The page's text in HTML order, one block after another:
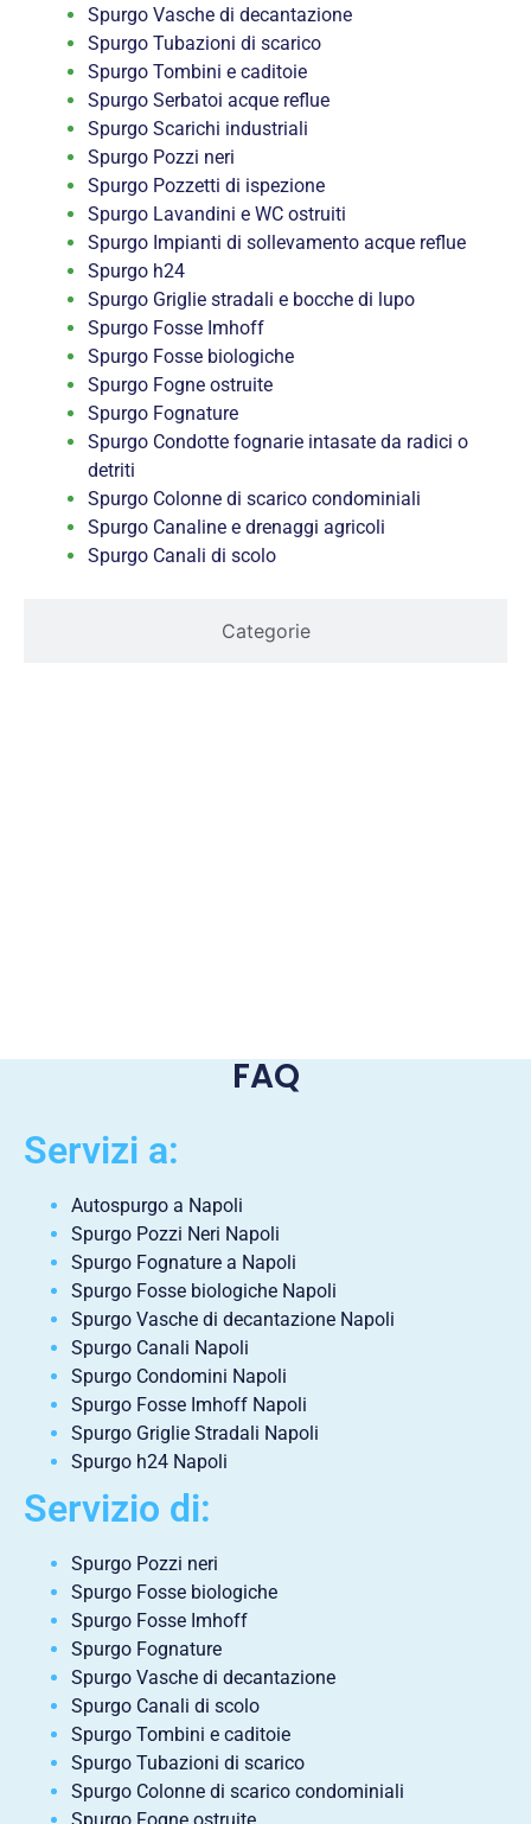
Categorie
Spurgo Vasche di decantazione
Spurgo Tubazioni di scarico
Spurgo Tombini e caditoie
Spurgo Serbatoi acque reflue
Spurgo Scarichi industriali
Spurgo Pozzi neri
Spurgo Pozzetti di ispezione
Spurgo Lavandini e WC ostruiti
Spurgo Impianti di sollevamento acque reflue
Spurgo h24
Spurgo Griglie stradali e bocche di lupo
Spurgo Fosse Imhoff
Spurgo Fosse biologiche
Spurgo Fogne ostruite
Spurgo Fognature
Spurgo Condotte fognarie intasate da radici o
detriti
Spurgo Colonne di scarico condominiali
Spurgo Canaline e drenaggi agricoli
Spurgo Canali di scolo
FAQ
Servizi a:
Autospurgo a Napoli
Spurgo Pozzi Neri Napoli
Spurgo Fognature a Napoli
Spurgo Fosse biologiche Napoli
Spurgo Vasche di decantazione Napoli
Spurgo Canali Napoli
Spurgo Condomini Napoli
Spurgo Fosse Imhoff Napoli
Spurgo Griglie Stradali Napoli
Spurgo h24 Napoli
Servizio di:
Spurgo Pozzi neri
Spurgo Fosse biologiche
Spurgo Fosse Imhoff
Spurgo Fognature
Spurgo Vasche di decantazione
Spurgo Canali di scolo
Spurgo Tombini e caditoie
Spurgo Tubazioni di scarico
Spurgo Colonne di scarico condominiali
Spurgo Fogne ostruite